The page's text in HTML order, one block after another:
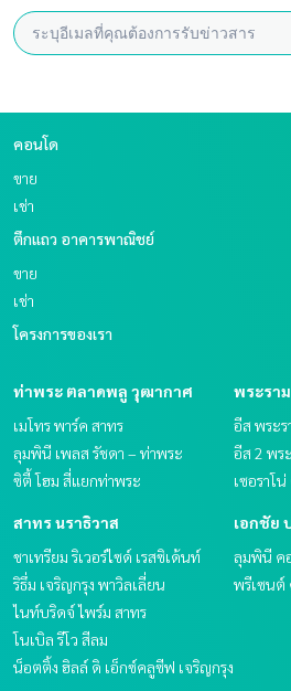
คอนโด
ขาย
เช่า
ตึกแถว อาคารพาณิชย์
ขาย
เช่า
โครงการของเรา
ท่าพระ ตลาดพลู วุฒากาศ
เมโทร พาร์ค สาทร
ลุมพินี เพลส รัชดา – ท่าพระ
ซิตี้ โฮม สี่แยกท่าพระ
พระรา
อีส พระร
อีส 2 พร
เซอราโ
สาทร นราธิวาส
ชาเทรียม ริเวอร์ไซด์ เรสซิเด้นท์
ริธึ่ม เจริญกรุง พาวิลเลี่ยน
ไนท์บริดจ์ ไพร์ม สาทร
โนเบิล รีโว สีลม
น็อตติ้ง ฮิลล์ ดิ เอ็กซ์คลูซีฟ เจริญกรุง
เอกชัย
ลุมพินี ค
พรีเซนต์